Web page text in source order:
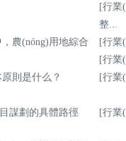
[行業
整...
，農(nóng)用地綜合
[行業
[行業
是什么？
[行業
謀劃的具體路徑
[行業